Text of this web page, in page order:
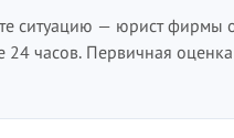
ситуацию — юрист фирмы
24 часов. Первичная